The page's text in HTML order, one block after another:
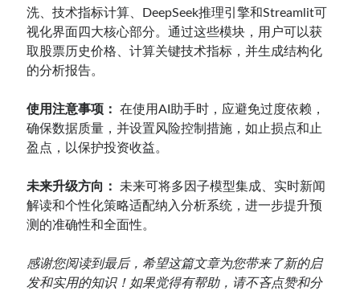
洗、技术指标计算、DeepSeek推理引擎和Streamlit可
视化界面四大核心部分。通过这些模块，用户可以获
取股票历史价格、计算关键技术指标，并生成结构化
的分析报告。
使用注意事项：
在使用AI助手时，应避免过度依赖，
确保数据质量，并设置风险控制措施，如止损点和止
盈点，以保护投资收益。
未来升级方向：
未来可将多因子模型集成、实时新闻
解读和个性化策略适配纳入分析系统，进一步提升预
测的准确性和全面性。
感谢您阅读到最后，希望这篇文章为您带来了新的启
发和实用的知识！如果觉得有帮助，请不吝点赞和分